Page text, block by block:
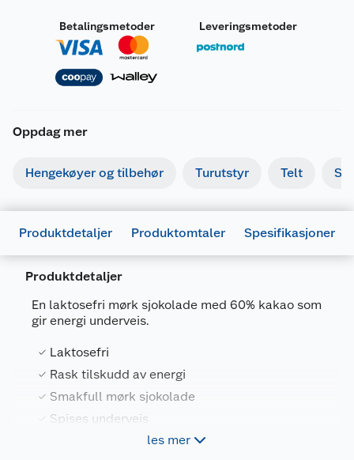
Betalingsmetoder Leveringsmetoder
Oppdag mer
Hengekøyer og tilbehør Turutstyr Telt
Produktdetaljer Produktomtaler Spesifikasjoner
Produktdetaljer
En laktosefri mørk sjokolade med 60% kakao som
gir energi underveis.
Laktosefri
Rask tilskudd av energi
Smakfull mørk sjokolade
Spises underveis
les mer
Artikkelnummer
Leverandørens artikkelnummer
Størrelse
Farge